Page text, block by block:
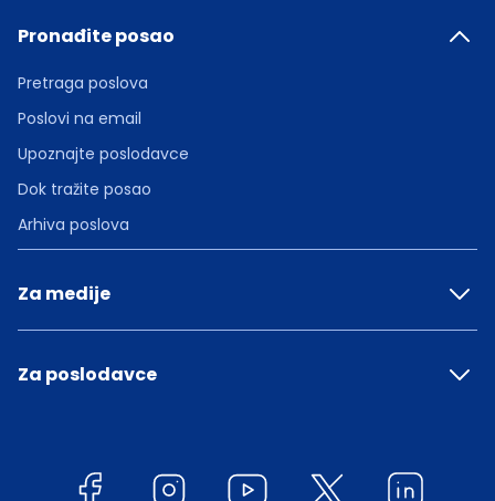
Pronađite posao
Pretraga poslova
Poslovi na email
Upoznajte poslodavce
Dok tražite posao
Arhiva poslova
Za medije
Za poslodavce